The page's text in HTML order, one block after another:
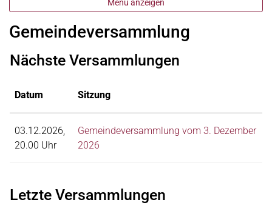
Menü anzeigen
Gemeindeversammlung
Nächste Versammlungen
Datum Sitzung
03.12.2026,
20.00 Uhr
Gemeindeversammlung vom 3. Dezember
2026
Letzte Versammlungen